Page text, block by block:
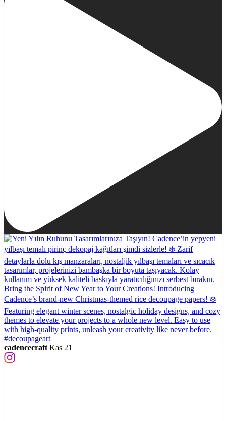
cadencecraft Kas 21